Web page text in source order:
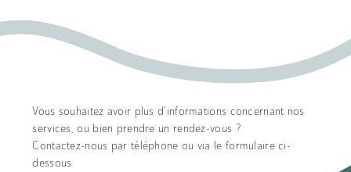
Services
Vous souhaitez avoir plus d’informations concernant nos
services, ou bien prendre un rendez-vous ?
Contactez-nous par téléphone ou via le formulaire ci-
dessous.